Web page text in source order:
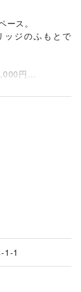
ス。
ッジのふもとで
ださい。
円
円
15,000円　土日
1-1